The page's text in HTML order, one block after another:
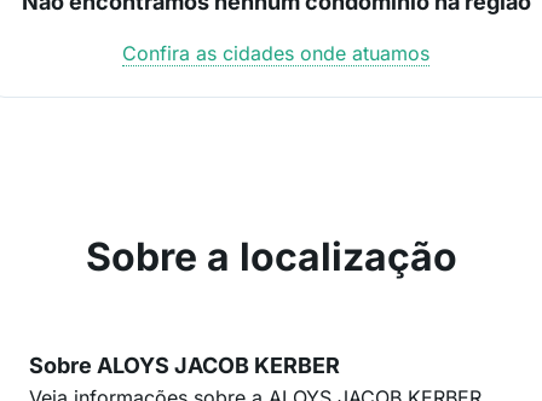
Confira as cidades onde atuamos
Sobre a localização
Sobre ALOYS JACOB KERBER